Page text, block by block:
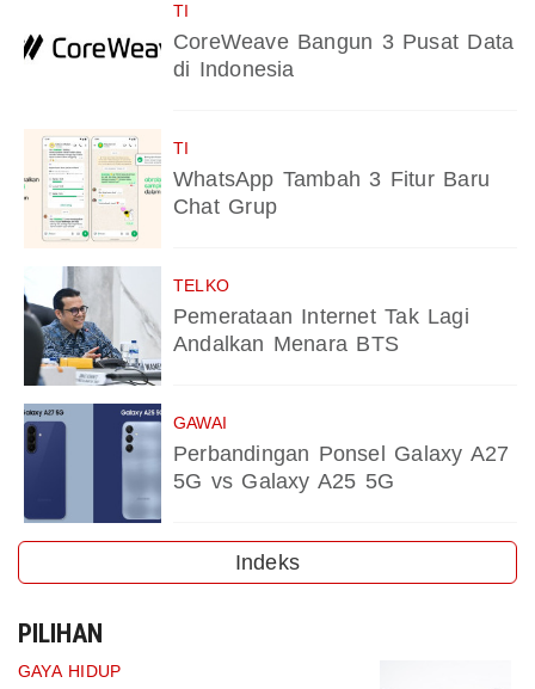
TI
CoreWeave Bangun 3 Pusat Data
di Indonesia
TI
WhatsApp Tambah 3 Fitur Baru
Chat Grup
TELKO
Pemerataan Internet Tak Lagi
Andalkan Menara BTS
GAWAI
Perbandingan Ponsel Galaxy A27
5G vs Galaxy A25 5G
Indeks
PILIHAN
GAYA HIDUP